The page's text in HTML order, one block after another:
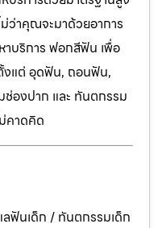
ม่ว่าคุณจะมาด้วยอาการ
บริการ ฟอกสีฟัน เพื่อ
งแต่ อุดฟัน, ถอนฟัน,
องปาก และ ทันตกรรม
คาดคิด
ฟันเด็ก / ทันตกรรมเด็ก